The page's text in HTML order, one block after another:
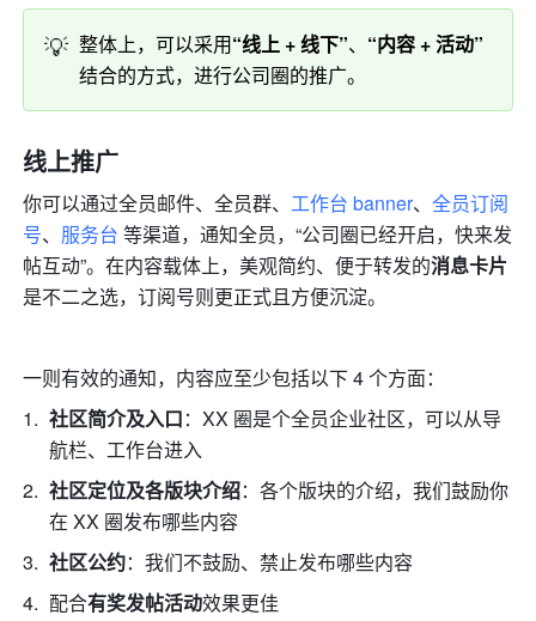
💡 整体上，可以采用“线上 + 线下”、 “内容 + 活动”
结合的方式，进行公司圈的推广。
线上推广
你可以通过全员邮件、全员群、工作台 banner、全员订阅
号、 服务台 等渠道，通知全员，“公司圈已经开启，快来发
帖互动”。在内容载体上，美观简约、便于转发的消息卡片
是不二之选，订阅号则更正式且方便沉淀。
一则有效的通知，内容应至少包括以下 4 个方面：
社区简介及入口：XX 圈是个全员企业社区，可以从导
航栏、工作台进入
社区定位及各版块介绍：各个版块的介绍，我们鼓励你
在 XX 圈发布哪些内容
社区公约：我们不鼓励、禁止发布哪些内容
配合有奖发帖活动效果更佳